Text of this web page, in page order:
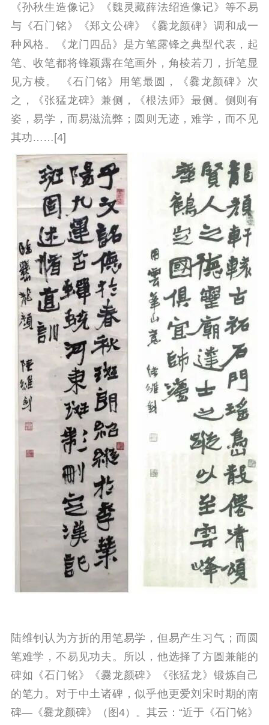
《孙秋生造像记》《魏灵藏薛法绍造像记》等不易
与《石门铭》《郑文公碑》《爨龙颜碑》调和成一
种风格。《龙门四品》是方笔露锋之典型代表，起
笔、收笔都将锋颖露在笔画外，角棱若刀，折笔显
见方棱。 《石门铭》用笔最圆，《爨龙颜碑》次
之，《张猛龙碑》兼侧，《根法师》最侧。侧则有
姿，易学，而易滋流弊；圆则无迹，难学，而不见
其功……[4]
陆维钊认为方折的用笔易学，但易产生习气；而圆
笔难学，不易见功夫。所以，他选择了方圆兼能的
碑如《石门铭》《爨龙颜碑》《张猛龙》锻炼自己
的笔力。对于中土诸碑，似乎他更爱刘宋时期的南
碑—《爨龙颜碑》（图4）。其云：“近于《石门铭》